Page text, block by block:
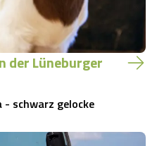
der Lüneburger
- schwarz gelocke